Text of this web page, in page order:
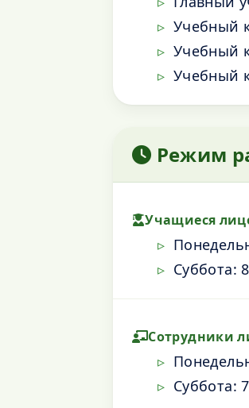
Учебный
Учебный
Учебный
Режим
Учащиеся
Суббота:
Сотрудники
Суббота: